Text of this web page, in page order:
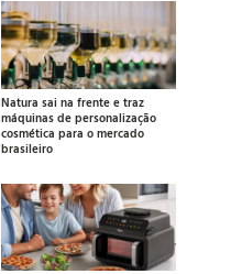
Natura sai na frente e traz
máquinas de personalização
cosmética para o mercado
brasileiro